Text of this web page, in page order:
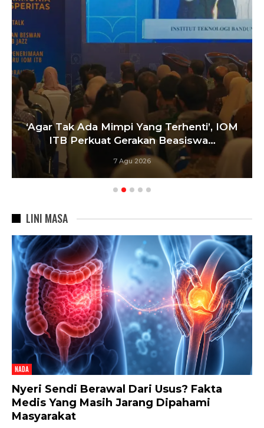
Tak Ada Mimpi Yang Terhenti’, IOM
ITB Perkuat Gerakan Beasiswa…
7 Agu 2026
LINI MASA
NADA
Nyeri Sendi Berawal Dari Usus? Fakta
Medis Yang Masih Jarang Dipahami
Masyarakat